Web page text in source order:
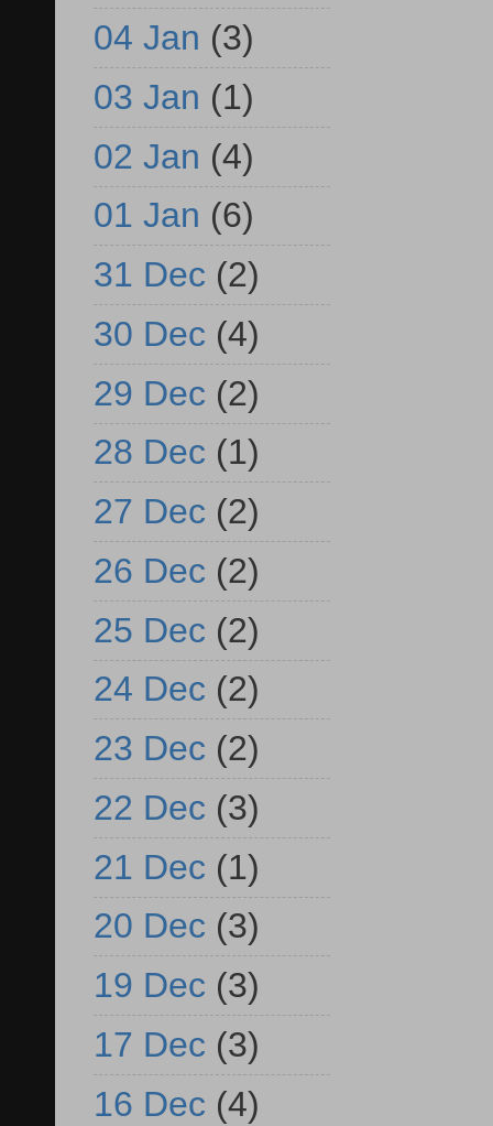
04 Jan (3)
03 Jan (1)
02 Jan (4)
01 Jan (6)
31 Dec (2)
30 Dec (4)
29 Dec (2)
28 Dec (1)
27 Dec (2)
26 Dec (2)
25 Dec (2)
24 Dec (2)
23 Dec (2)
22 Dec (3)
21 Dec (1)
20 Dec (3)
19 Dec (3)
17 Dec (3)
16 Dec (4)